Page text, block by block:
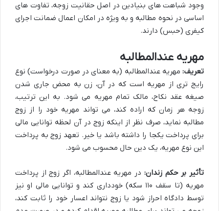
وجود شباهت های بنیادین در اصل حقانیت زوجه، تفاوت های
اساسی در نحوه مطالبه و به ویژه در امکان اعمال ضمانت اجرای
کیفری (حبس) دارند.
مهریه عندالمطالبه
تعریف: مهریه عندالمطالبه (به معنای در صورت درخواست) نوع
رایج تری از مهریه است که در آن، زن به محض جاری شدن
صیغه عقد نکاح، مالک تمام مهریه می شود. به این ترتیب،
زوجه هر زمان که اراده کند، می تواند مهریه خود را از زوج
مطالبه نماید، صرف نظر از اینکه زوج در آن لحظه توانایی مالی
برای پرداخت یکجا را داشته باشد یا خیر. تعهد زوج به پرداخت
این نوع مهریه، یک دین حال محسوب می شود.
تأثیر بر حکم زندان: در مهریه عندالمطالبه، اگر زوج از پرداخت
مهریه (تا سقف ۱۱۰ سکه) خودداری کند و توانایی مالی او نیز
توسط دادگاه احراز شود یا زوج نتواند اعسار خود را ثابت کند،